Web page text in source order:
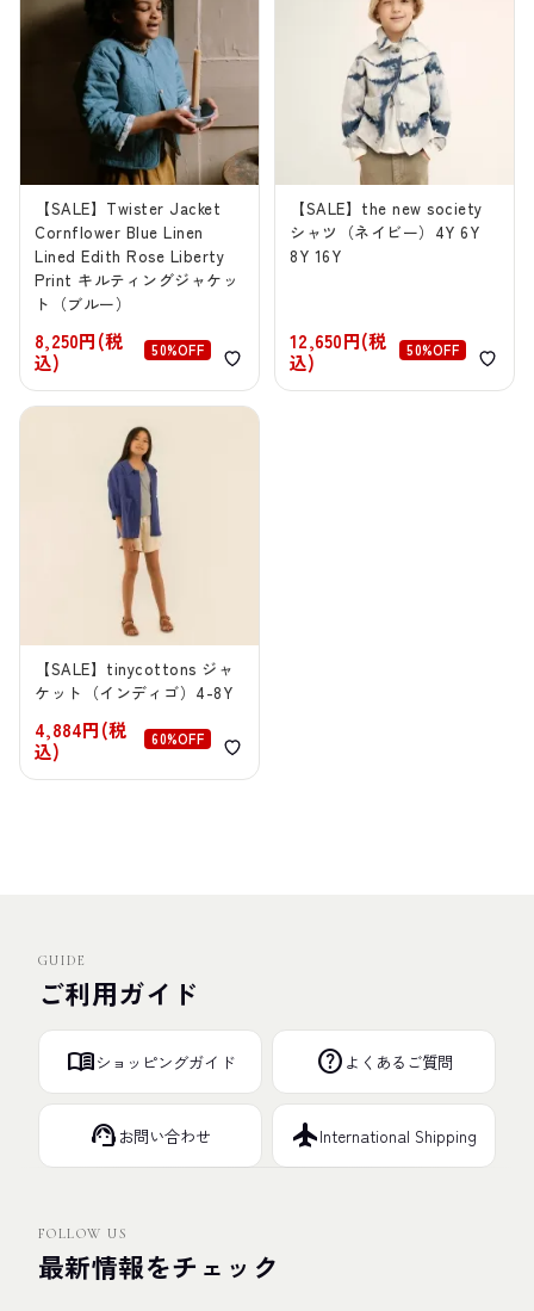
【SALE】Twister Jacket
Cornflower Blue Linen
Lined Edith Rose Liberty
Print キルティングジャケッ
ト（ブルー）
8,250円(税
込)
50%OFF
【SALE】the new society
シャツ（ネイビー）4Y 6Y
8Y 16Y
12,650円(税
込)
50%OFF
【SALE】tinycottons ジャ
ケット（インディゴ）4-8Y
4,884円(税
込)
60%OFF
GUIDE
ご利用ガイド
menu_bookショッピングガイド help よくあるご質問
support_agent お問い合わせ flightInternational Shipping
FOLLOW US
最新情報をチェック